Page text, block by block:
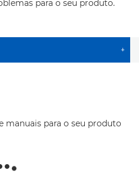
para o seu produto.
+
manuais para o seu produto